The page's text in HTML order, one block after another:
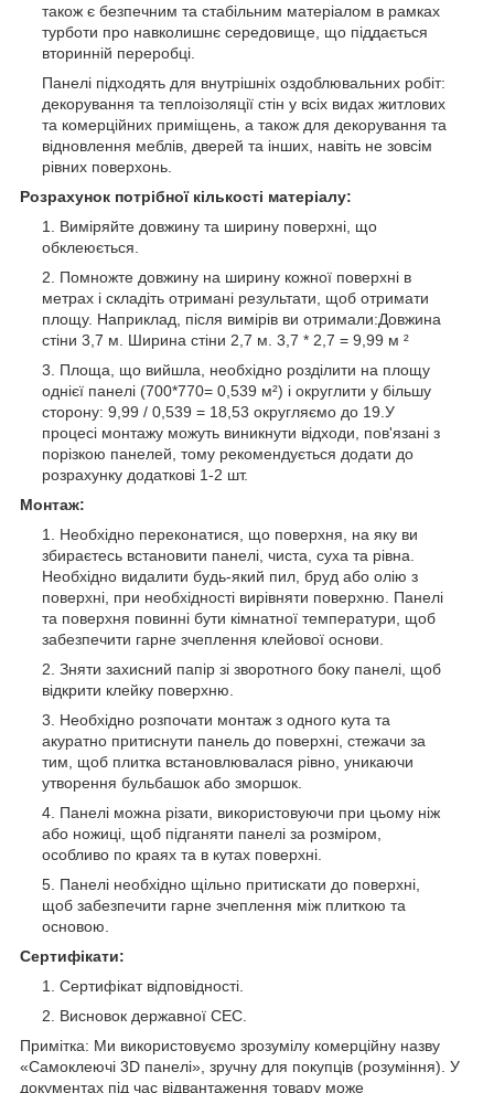
також є безпечним та стабільним матеріалом в рамках
турботи про навколишнє середовище, що піддається
вторинній переробці.
Панелі підходять для внутрішніх оздоблювальних робіт:
декорування та теплоізоляції стін у всіх видах житлових
та комерційних приміщень, а також для декорування та
відновлення меблів, дверей та інших, навіть не зовсім
рівних поверхонь.
Розрахунок потрібної кількості матеріалу:
Виміряйте довжину та ширину поверхні, що
обклеюється.
Помножте довжину на ширину кожної поверхні в
метрах і складіть отримані результати, щоб отримати
площу. Наприклад, після вимірів ви отримали:Довжина
стіни 3,7 м. Ширина стіни 2,7 м. 3,7 * 2,7 = 9,99 м ²
Площа, що вийшла, необхідно розділити на площу
однієї панелі (700*770= 0,539 м²) і округлити у більшу
сторону: 9,99 / 0,539 = 18,53 округляємо до 19.У
процесі монтажу можуть виникнути відходи, пов'язані з
порізкою панелей, тому рекомендується додати до
розрахунку додаткові 1-2 шт.
Монтаж:
Необхідно переконатися, що поверхня, на яку ви
збираєтесь встановити панелі, чиста, суха та рівна.
Необхідно видалити будь-який пил, бруд або олію з
поверхні, при необхідності вирівняти поверхню. Панелі
та поверхня повинні бути кімнатної температури, щоб
забезпечити гарне зчеплення клейової основи.
Зняти захисний папір зі зворотного боку панелі, щоб
відкрити клейку поверхню.
Необхідно розпочати монтаж з одного кута та
акуратно притиснути панель до поверхні, стежачи за
тим, щоб плитка встановлювалася рівно, уникаючи
утворення бульбашок або зморшок.
Панелі можна різати, використовуючи при цьому ніж
або ножиці, щоб підганяти панелі за розміром,
особливо по краях та в кутах поверхні.
Панелі необхідно щільно притискати до поверхні,
щоб забезпечити гарне зчеплення між плиткою та
основою.
Сертифікати:
Сертифікат відповідності.
Висновок державної СЕС.
Примітка: Ми використовуємо зрозумілу комерційну назву
«Самоклеючі 3D панелі», зручну для покупців (розуміння). У
документах під час відвантаження товару може